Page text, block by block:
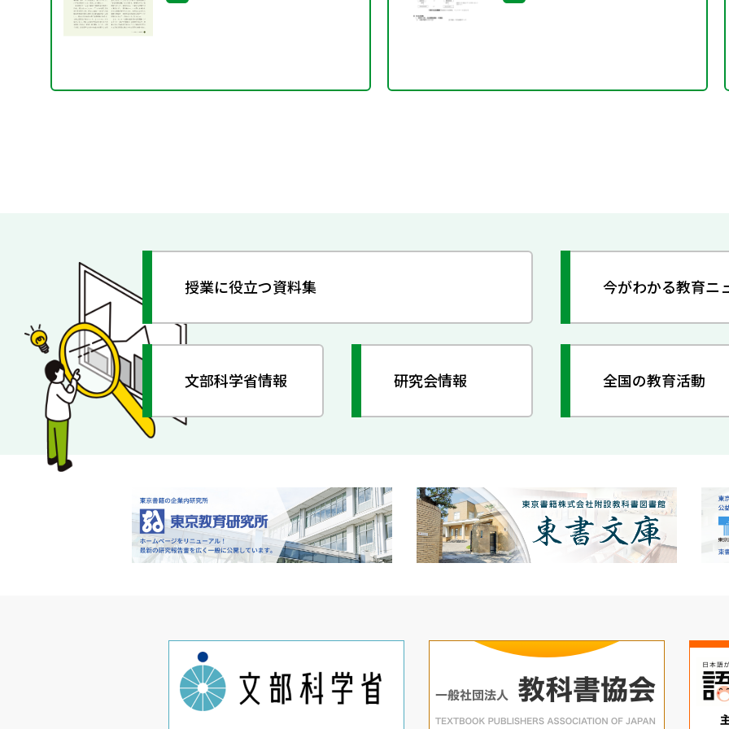
授業に役立つ資料集 今がわかる教育ニ
文部科学省情報 研究会情報 全国の教育活動